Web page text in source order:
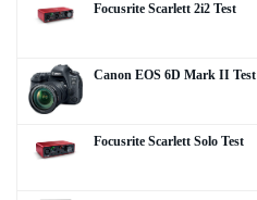
Focusrite Scarlett 2i2 Test
Canon EOS 6D Mark II Test
Focusrite Scarlett Solo Test